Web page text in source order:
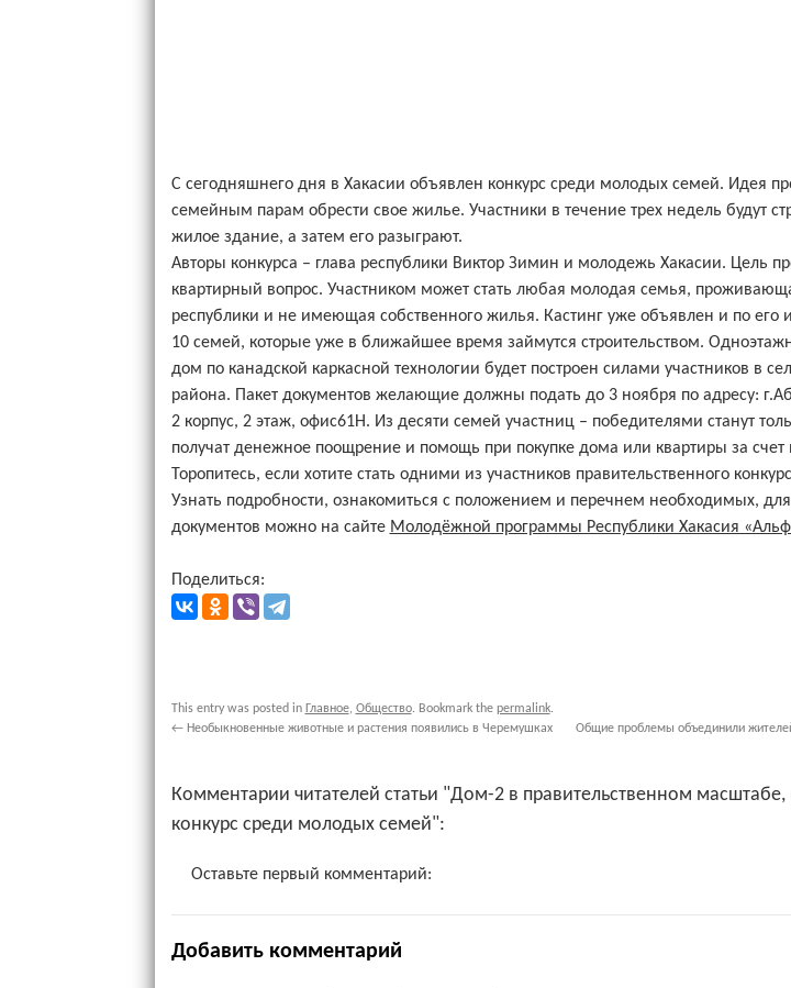
С сегодняшнего дня в Хакасии объявлен конкурс среди молодых семей. Идея
семейным парам обрести свое жилье. Участники в течение трех недель будут
жилое здание, а затем его разыграют.
Авторы конкурса – глава республики Виктор Зимин и молодежь Хакасии. Цель
квартирный вопрос. Участником может стать любая молодая семья,
республики и не имеющая собственного жилья. Кастинг уже объявлен и по его
10 семей, которые уже в ближайшее время займутся строительством.
дом по канадской каркасной технологии будет построен силами участников в
района. Пакет документов желающие должны подать до 3 ноября по адресу:
2 корпус, 2 этаж, офис61H. Из десяти семей участниц – победителями станут
получат денежное поощрение и помощь при покупке дома или квартиры за счет
Торопитесь, если хотите стать одними из участников правительственного
Узнать подробности, ознакомиться с положением и перечнем необходимых, для
документов можно на сайте Молодёжной программы Республики Хакасия
Поделиться:
This entry was posted in Главное, Общество. Bookmark the permalink.
←Необыкновенные животные и растения появились в Черемушках
Общие проблемы объединили
Комментарии читателей статьи "Дом-2 в правительственном
конкурс среди молодых семей":
Оставьте первый комментарий:
Добавить комментарий